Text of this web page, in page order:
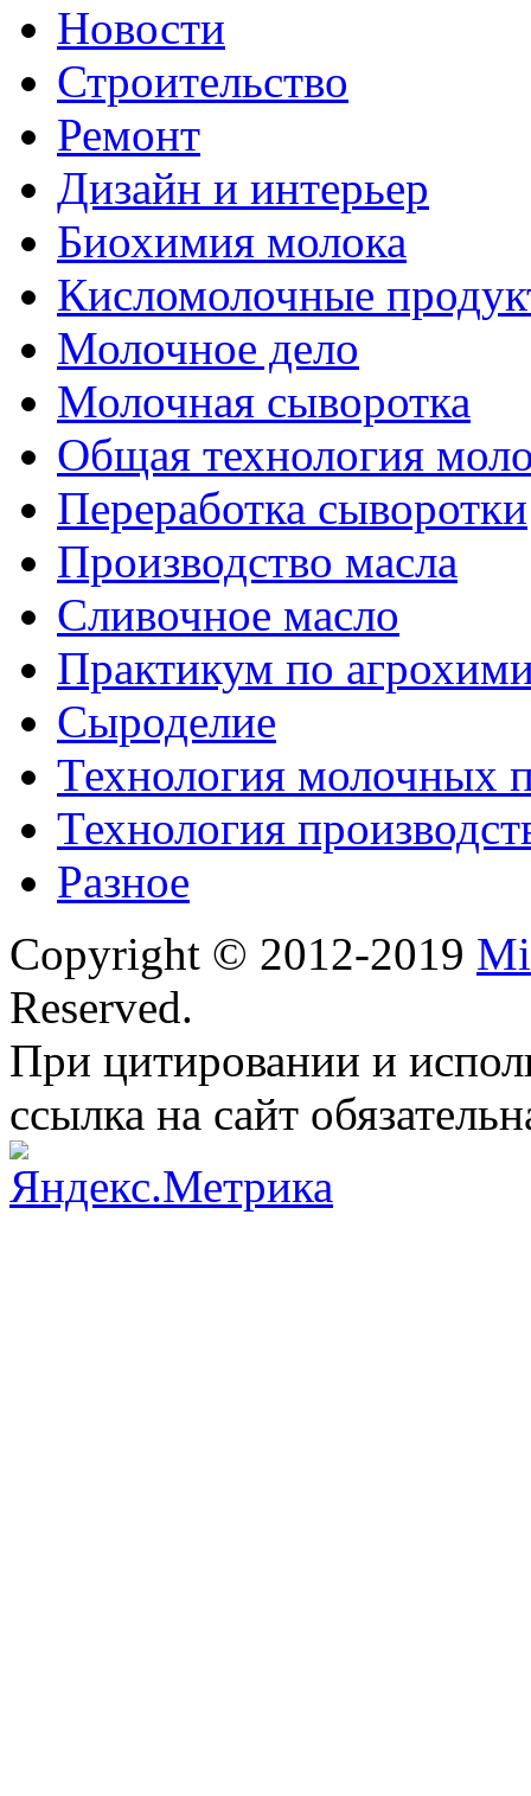
Новости
Строительство
Ремонт
Дизайн и интерьер
Биохимия молока
Кисломолочные
Молочное дело
Молочная сыворотка
Общая технология
Переработка сыворотки
Производство масла
Сливочное масло
Практикум по
Сыроделие
Технология молочных
Технология
Разное
Copyright © 2012-2019
Reserved.
При цитировании и
ссылка на сайт